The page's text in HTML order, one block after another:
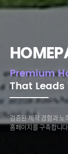
Premium
That
검증된 제작 경험과 노
홈페이지를 구축합니